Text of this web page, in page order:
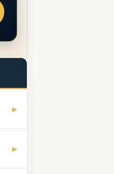
▸
▸